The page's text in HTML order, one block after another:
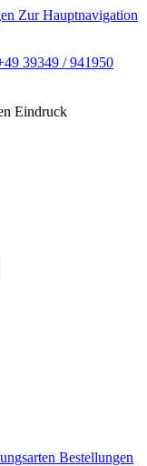
Zur Hauptnavigation
39349 / 941950
Eindruck
Bestellungen